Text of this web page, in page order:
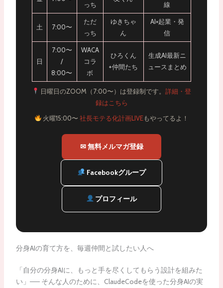
っち
線
土 7:00〜
ただ
っち
ゆきちゃ
ん
AI×起業・発
信
日
7:00〜
/
8:00〜
WACA
コラ
ボ
ひろくん
+仲間たち
生成AI最新ニ
ュースまとめ
日曜日のZOOM（7:00〜）は登録制です。詳細・登
録はこちら
火曜15:00〜社長モテる化計画LIVEもやってるよ！
✉ 無料メルマガ登録
Facebookグループ
プロフィール
分身AIの育て方を、毎週仲間と試したい人へ
「自分の分身AIに、もっと手を尽くしてもらう設計を組みた
い」── そんな人のために、ClaudeCodeを使った分身AIの実